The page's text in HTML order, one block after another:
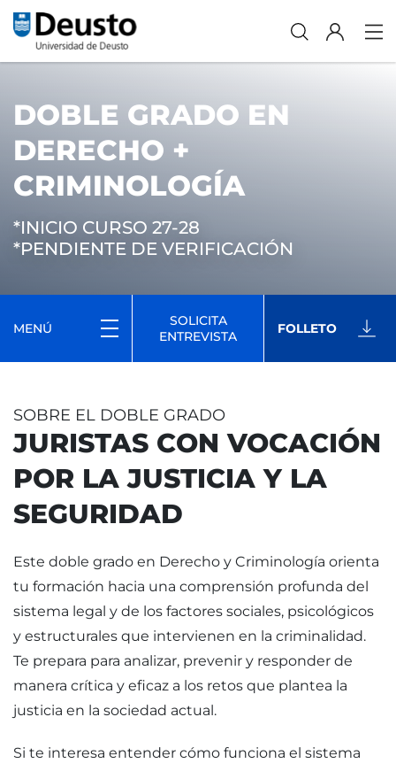
DOBLE GRADO EN
DERECHO +
CRIMINOLOGÍA
*INICIO CURSO 27-28
*PENDIENTE DE VERIFICACIÓN
MENÚ
SOLICITA
ENTREVISTA
FOLLETO
SOBRE EL DOBLE GRADO
JURISTAS CON VOCACIÓN
POR LA JUSTICIA Y LA
SEGURIDAD
Este doble grado en Derecho y Criminología orienta
tu formación hacia una comprensión profunda del
sistema legal y de los factores sociales, psicológicos
y estructurales que intervienen en la criminalidad.
Te prepara para analizar, prevenir y responder de
manera crítica y eficaz a los retos que plantea la
justicia en la sociedad actual.
Si te interesa entender cómo funciona el sistema